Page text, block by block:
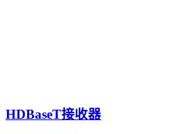
HDBaseT接收器